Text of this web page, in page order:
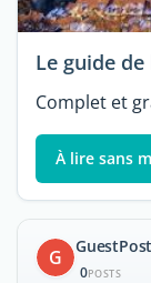
Le guide
Complet et
À lire sans
G
0POSTS